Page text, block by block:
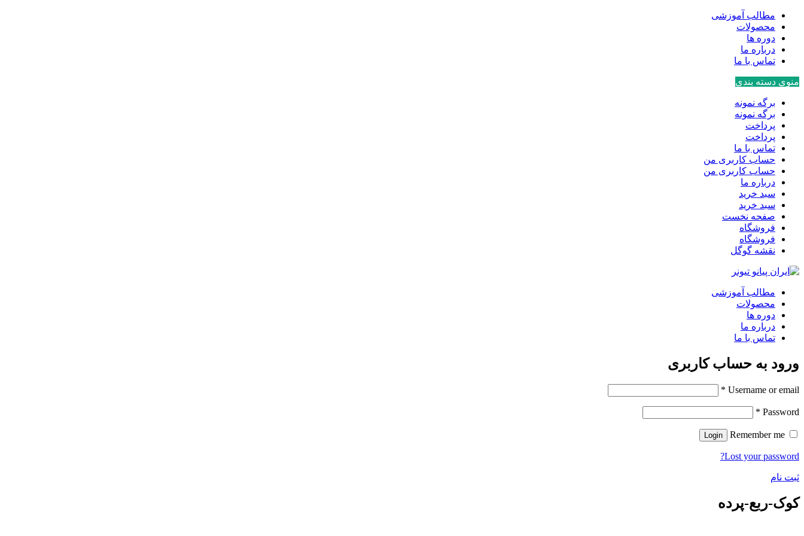
مطالب آموزشی
محصولات
دوره ها
درباره ما
تماس با ما
منوی دسته بندی
برگه نمونه
برگه نمونه
پرداخت
پرداخت
تماس با ما
حساب کاربری من
حساب کاربری من
درباره ما
سبد خرید
سبد خرید
صفحه نخست
فروشگاه
فروشگاه
نقشه گوگل
مطالب آموزشی
محصولات
دوره ها
درباره ما
تماس با ما
ورود به حساب کاربری
Username or email
*
Password
*
Remember me
Login
Lost your password?
ثبت نام
کوک-ربع-پرده